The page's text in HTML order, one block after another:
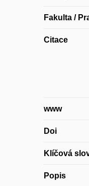
Fakulta /
Citace
www
Doi
Klíčová
Popis